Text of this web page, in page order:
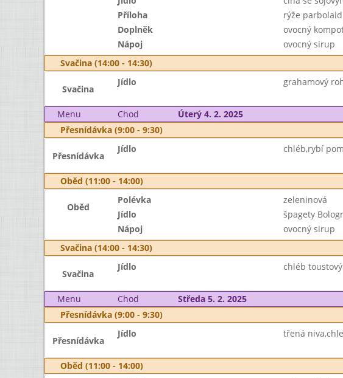
Příloha
rýže parbolaid
Doplněk
ovocný
Nápoj
ovocný sirup
Svačina (14:00 - 14:30)
Svačina
Jídlo grahamový
Menu Chod Úterý 4. 2. 2025
Přesnídávka (9:00 - 9:30)
Přesnídávka
Jídlo chléb,rybí
Oběd (11:00 - 14:00)
Oběd
Polévka
zeleninová
Jídlo
špagety
Nápoj
ovocný sirup
Svačina (14:00 - 14:30)
Svačina
Jídlo chléb
Menu Chod Středa 5. 2. 2025
Přesnídávka (9:00 - 9:30)
Přesnídávka
Jídlo třená
Oběd (11:00 - 14:00)